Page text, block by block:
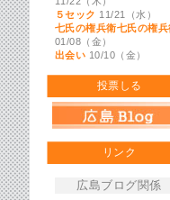
５セック 11/21（水）
七氏の権兵衛七氏の権兵
01/08（金）
出会い 10/10（金）
投票しる
リンク
広島ブログ関係